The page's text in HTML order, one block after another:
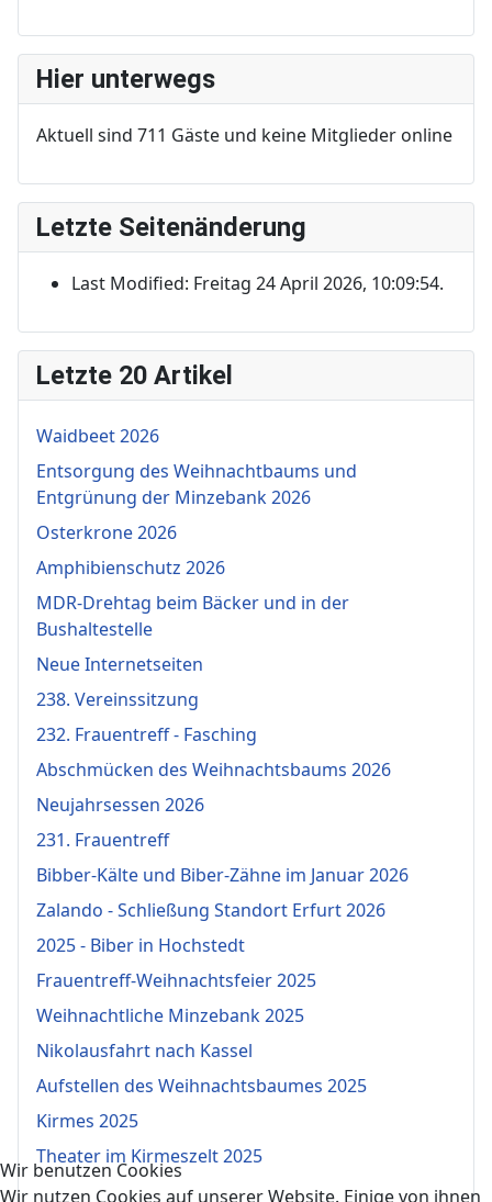
Hier unterwegs
Aktuell sind 711 Gäste und keine Mitglieder online
Letzte Seitenänderung
Last Modified: Freitag 24 April 2026, 10:09:54.
Letzte 20 Artikel
Waidbeet 2026
Entsorgung des Weihnachtbaums und
Entgrünung der Minzebank 2026
Osterkrone 2026
Amphibienschutz 2026
MDR-Drehtag beim Bäcker und in der
Bushaltestelle
Neue Internetseiten
238. Vereinssitzung
232. Frauentreff - Fasching
Abschmücken des Weihnachtsbaums 2026
Neujahrsessen 2026
231. Frauentreff
Bibber-Kälte und Biber-Zähne im Januar 2026
Zalando - Schließung Standort Erfurt 2026
2025 - Biber in Hochstedt
Frauentreff-Weihnachtsfeier 2025
Weihnachtliche Minzebank 2025
Nikolausfahrt nach Kassel
Aufstellen des Weihnachtsbaumes 2025
Kirmes 2025
Theater im Kirmeszelt 2025
Wir benutzen Cookies
Wir nutzen Cookies auf unserer Website. Einige von ihnen